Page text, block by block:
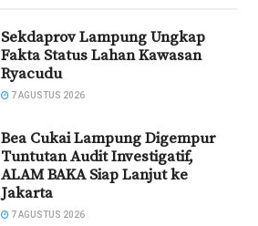
Sekdaprov Lampung Ungkap
Fakta Status Lahan Kawasan
Ryacudu
7 AGUSTUS 2026
Bea Cukai Lampung Digempur
Tuntutan Audit Investigatif,
ALAM BAKA Siap Lanjut ke
Jakarta
7 AGUSTUS 2026